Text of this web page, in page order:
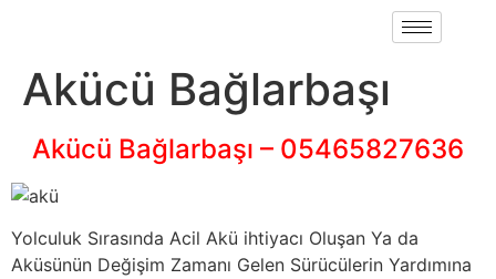
Akücü Bağlarbaşı
Akücü Bağlarbaşı – 05465827636
Yolculuk Sırasında Acil Akü ihtiyacı Oluşan Ya da
Aküsünün Değişim Zamanı Gelen Sürücülerin Yardımına